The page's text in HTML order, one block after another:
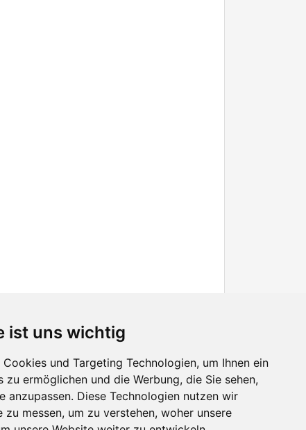
ist uns wichtig
und Targeting Technologien, um Ihnen ein
zu ermöglichen und die Werbung, die Sie sehen,
anzupassen. Diese Technologien nutzen wir
zu messen, um zu verstehen, woher unsere
Facebook
Twitter
YouTube